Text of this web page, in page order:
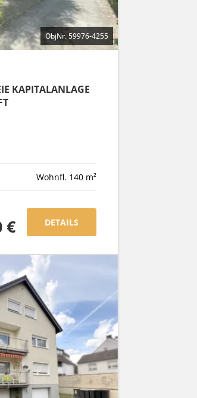
ObjNr. 59976-4255
KAPITALANLAGE
Wohnfl. 140 m²
€ DETAILS